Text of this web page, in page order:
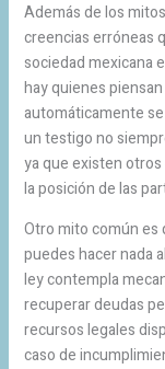
Además de los
creencias erróneas
sociedad mexicana
hay quienes
automáticamente
un testigo no
ya que existen
la posición de las
Otro mito común es
puedes hacer nada
ley contempla
recuperar deudas
recursos legales
caso de